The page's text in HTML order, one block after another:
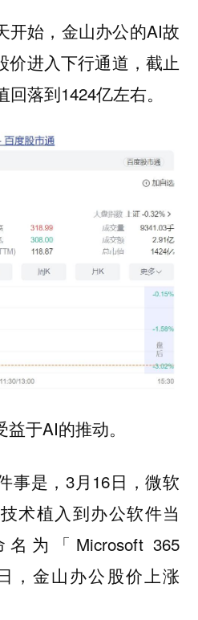
开始，金山办公的AI故
价进入下行通道，截止
落到1424亿左右。
于AI的推动。
事是，3月16日，微软
术植入到办公软件当
为「Microsoft 365
，金山办公股价上涨